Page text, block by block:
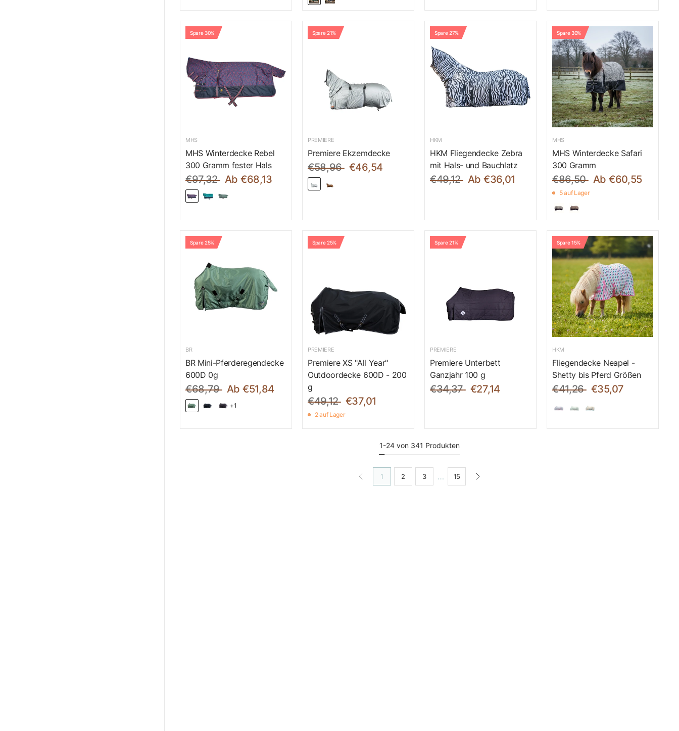
Spare 30%
MHS
MHS Winterdecke Rebel
300 Gramm fester Hals
€97,32 Ab €68,13
Spare 21%
PREMIERE
Premiere Ekzemdecke
€58,96 €46,54
Spare 27%
HKM
HKM Fliegendecke Zebra
mit Hals- und Bauchlatz
€49,12 Ab €36,01
Spare 30%
MHS
MHS Winterdecke Safari
300 Gramm
€86,50 Ab €60,55
5 auf Lager
Spare 25%
BR
BR Mini-Pferderegendecke
600D 0g
€68,79 Ab €51,84
+1
Spare 25%
PREMIERE
Premiere XS "All Year"
Outdoordecke 600D - 200
g
€49,12 €37,01
2 auf Lager
Spare 21%
PREMIERE
Premiere Unterbett
Ganzjahr 100 g
€34,37 €27,14
Spare 15%
HKM
Fliegendecke Neapel -
Shetty bis Pferd Größen
€41,26 €35,07
1-24 von 341 Produkten
1 2 3 … 15